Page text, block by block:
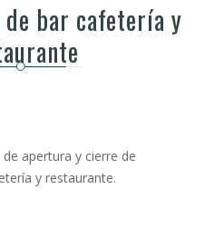
bar cafetería y
apertura y cierre de
y restaurante.